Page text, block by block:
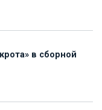
в сборной